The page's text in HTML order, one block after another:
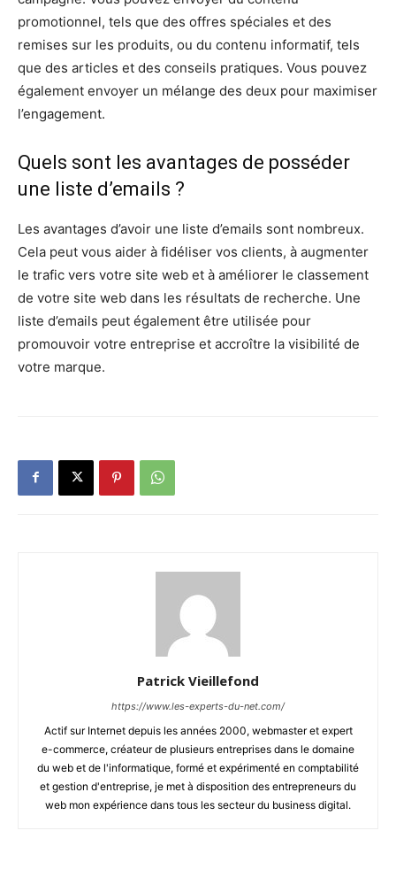
promotionnel, tels que des offres spéciales et des
remises sur les produits, ou du contenu informatif, tels
que des articles et des conseils pratiques. Vous pouvez
également envoyer un mélange des deux pour maximiser
l’engagement.
Quels sont les avantages de posséder
une liste d’emails ?
Les avantages d’avoir une liste d’emails sont nombreux.
Cela peut vous aider à fidéliser vos clients, à augmenter
le trafic vers votre site web et à améliorer le classement
de votre site web dans les résultats de recherche. Une
liste d’emails peut également être utilisée pour
promouvoir votre entreprise et accroître la visibilité de
votre marque.
Patrick Vieillefond
https://www.les-experts-du-net.com/
Actif sur Internet depuis les années 2000, webmaster et expert
e-commerce, créateur de plusieurs entreprises dans le domaine
du web et de l'informatique, formé et expérimenté en comptabilité
et gestion d'entreprise, je met à disposition des entrepreneurs du
web mon expérience dans tous les secteur du business digital.